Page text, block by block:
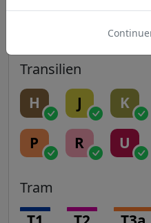
Transilien
H J K
P R U
Tram